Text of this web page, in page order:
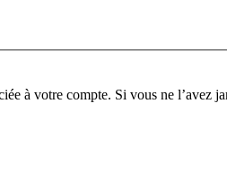
à votre compte. Si vous ne